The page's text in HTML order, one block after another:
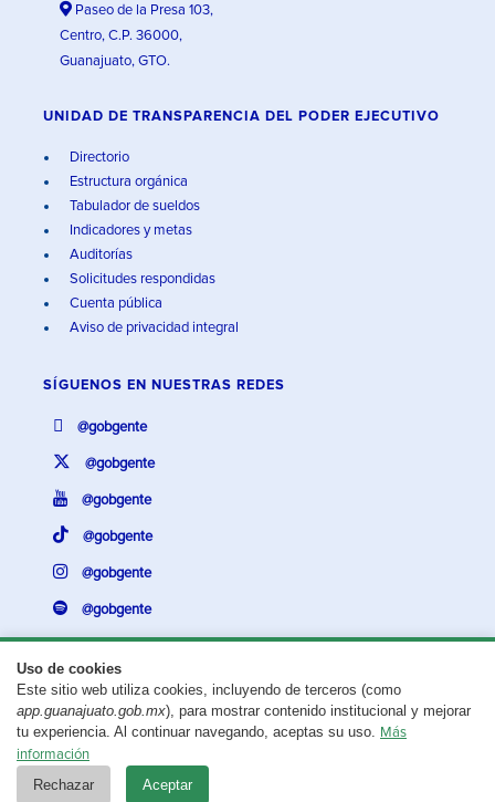
Uso de cookies
Este sitio web utiliza cookies, incluyendo de terceros (como
app.guanajuato.gob.mx), para mostrar contenido institucional y mejorar
tu experiencia. Al continuar navegando, aceptas su uso. Más
información
Rechazar Aceptar
Paseo de la Presa 103,
Centro, C.P. 36000,
Guanajuato, GTO.
UNIDAD DE TRANSPARENCIA DEL PODER EJECUTIVO
Directorio
Estructura orgánica
Tabulador de sueldos
Indicadores y metas
Auditorías
Solicitudes respondidas
Cuenta pública
Aviso de privacidad integral
SÍGUENOS EN NUESTRAS REDES
@gobgente
@gobgente
@gobgente
@gobgente
@gobgente
@gobgente
¿Existe algún problema con esta página?Repórtalo aquí.
Aviso legal